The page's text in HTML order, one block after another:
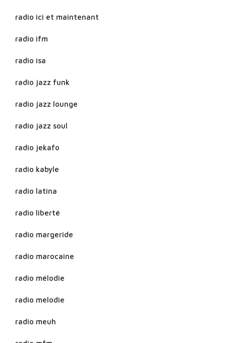
radio ici et maintenant
radio ifm
radio isa
radio jazz funk
radio jazz lounge
radio jazz soul
radio jekafo
radio kabyle
radio latina
radio liberté
radio margeride
radio marocaine
radio mélodie
radio melodie
radio meuh